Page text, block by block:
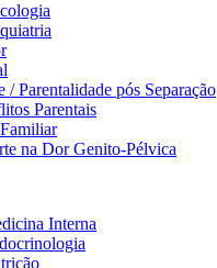
/ Parentalidade pós Separação
Parentais
na Dor Genito-Pélvica
Interna